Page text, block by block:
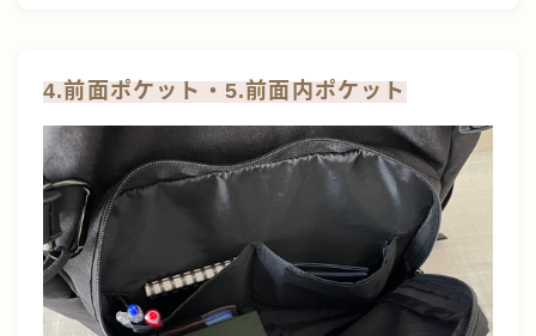
4.前面ポケット・5.前面内ポケット